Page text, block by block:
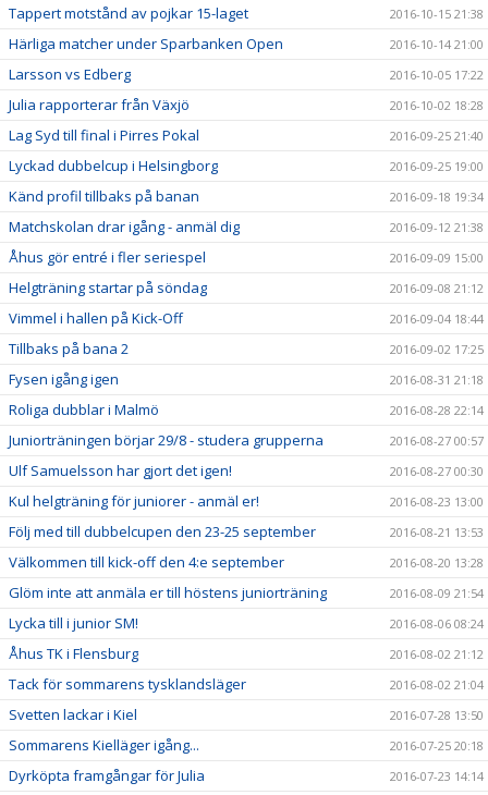
Tappert motstånd av pojkar 15-laget 2016-10-15 21:38
Härliga matcher under Sparbanken Open 2016-10-14 21:00
Larsson vs Edberg 2016-10-05 17:22
Julia rapporterar från Växjö 2016-10-02 18:28
Lag Syd till final i Pirres Pokal 2016-09-25 21:40
Lyckad dubbelcup i Helsingborg 2016-09-25 19:00
Känd profil tillbaks på banan 2016-09-18 19:34
Matchskolan drar igång - anmäl dig 2016-09-12 21:38
Åhus gör entré i fler seriespel 2016-09-09 15:00
Helgträning startar på söndag 2016-09-08 21:12
Vimmel i hallen på Kick-Off 2016-09-04 18:44
Tillbaks på bana 2 2016-09-02 17:25
Fysen igång igen 2016-08-31 21:18
Roliga dubblar i Malmö 2016-08-28 22:14
Juniorträningen börjar 29/8 - studera grupperna 2016-08-27 00:57
Ulf Samuelsson har gjort det igen! 2016-08-27 00:30
Kul helgträning för juniorer - anmäl er! 2016-08-23 13:00
Följ med till dubbelcupen den 23-25 september 2016-08-21 13:53
Välkommen till kick-off den 4:e september 2016-08-20 13:28
Glöm inte att anmäla er till höstens juniorträning 2016-08-09 21:54
Lycka till i junior SM! 2016-08-06 08:24
Åhus TK i Flensburg 2016-08-02 21:12
Tack för sommarens tysklandsläger 2016-08-02 21:04
Svetten lackar i Kiel 2016-07-28 13:50
Sommarens Kielläger igång... 2016-07-25 20:18
Dyrköpta framgångar för Julia 2016-07-23 14:14